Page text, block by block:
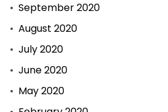
September 2020
August 2020
July 2020
June 2020
May 2020